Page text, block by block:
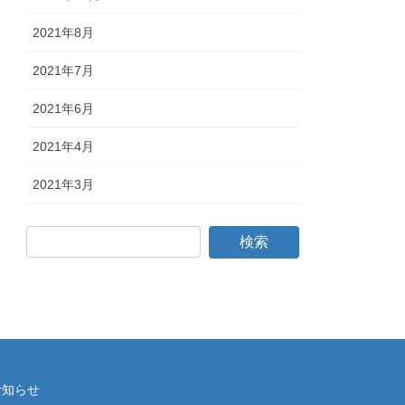
2021年8月
2021年7月
2021年6月
2021年4月
2021年3月
知らせ